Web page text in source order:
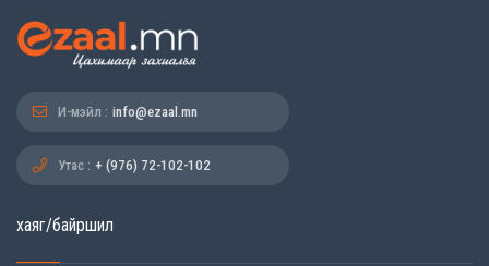
И-мэйл : info@ezaal.mn
Утас : + (976) 72-102-102
хаяг/байршил